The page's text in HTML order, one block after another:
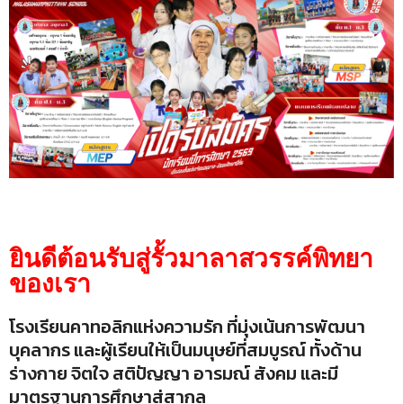
ยินดีต้อนรับสู่รั้วมาลาสวรรค์พิทยา
ของเรา
โรงเรียนคาทอลิกแห่งความรัก ที่มุ่งเน้นการพัฒนา
บุคลากร และผู้เรียนให้เป็นมนุษย์ที่สมบูรณ์ ทั้งด้าน
ร่างกาย จิตใจ สติปัญญา อารมณ์ สังคม และมี
มาตรฐานการศึกษาสู่สากล